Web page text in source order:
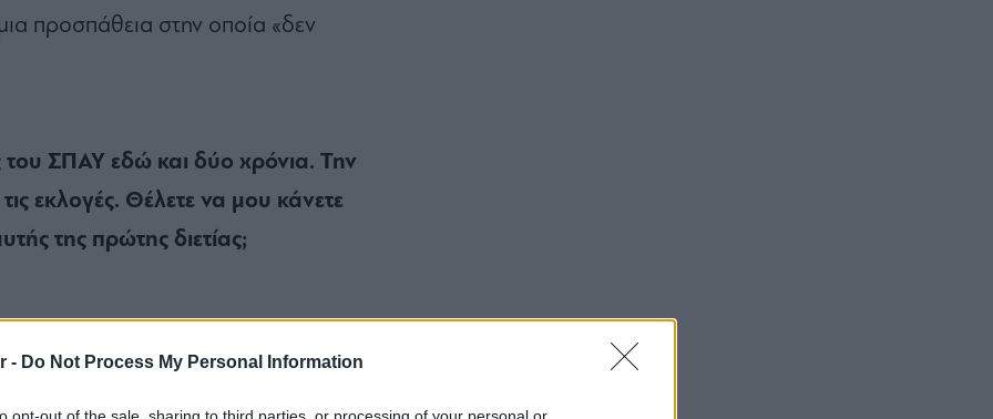
- Do Not Process My Personal Information
opt-out of the sale, sharing to third parties, or processing of your personal or
προσπάθεια στην οποία «δεν
του ΣΠΑΥ εδώ και δύο χρόνια. Την
εκλογές. Θέλετε να μου κάνετε
της πρώτης διετίας;
μεταξύ των οποίων έχουμε
με οχήματα, επικουρικά, που